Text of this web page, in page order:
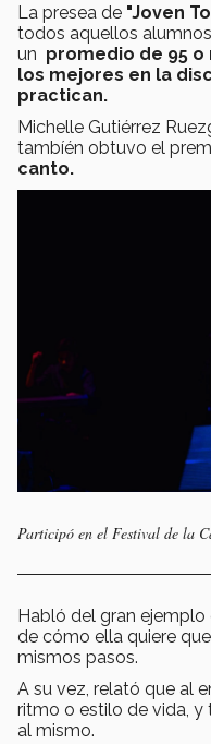
La presea de "Joven
todos aquellos
un promedio de 95 o
los mejores en la
practican.
Michelle Gutiérrez
tambíén obtuvo el
canto.
Participó en el Festival de la
Habló del gran
de cómo ella quiere
mismos pasos.
A su vez, relató que al
ritmo o estilo de vida, y
al mismo.